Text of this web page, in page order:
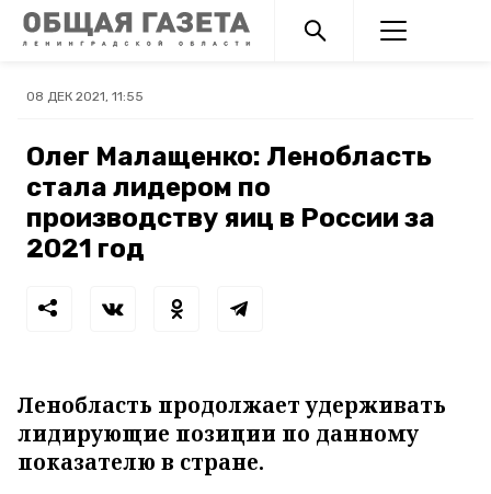
08 ДЕК 2021, 11:55
Олег Малащенко: Ленобласть
стала лидером по
производству яиц в России за
2021 год
Ленобласть продолжает удерживать
лидирующие позиции по данному
показателю в стране.